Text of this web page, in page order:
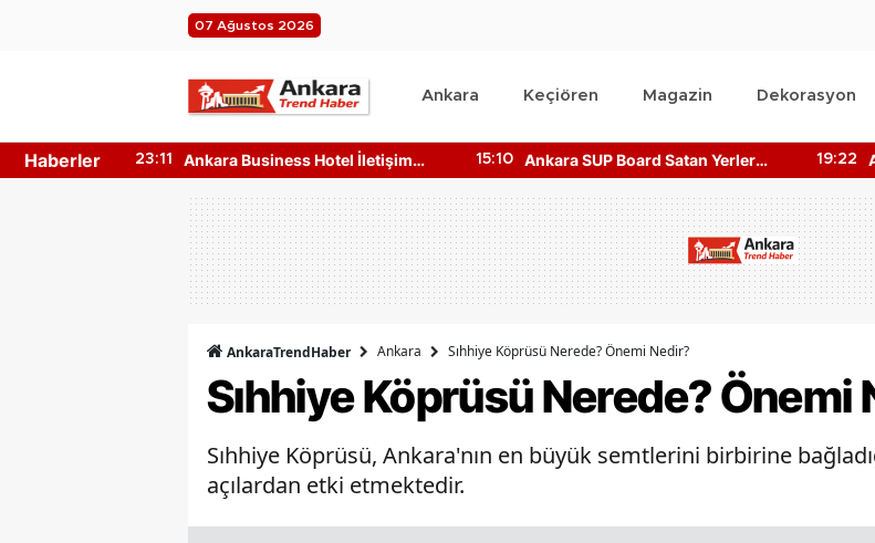
07 Ağustos 2026
Ankara Keçiören Magazin Dekorasyon
Haberler
İletişim
15:10
Ankara SUP Board Satan Yerler
Nerede? Kano Fiyatları!
19:22
Ankara DOA Toplu İade Merkezi
Nerede? Depozito Makinesi
Nerede?
19:05
AnkaraTrendHaber Ankara Sıhhiye Köprüsü Nerede? Önemi Nedir?
Sıhhiye Köprüsü Nerede? Önemi
Sıhhiye Köprüsü, Ankara'nın en büyük semtlerini birbirine
açılardan etki etmektedir.